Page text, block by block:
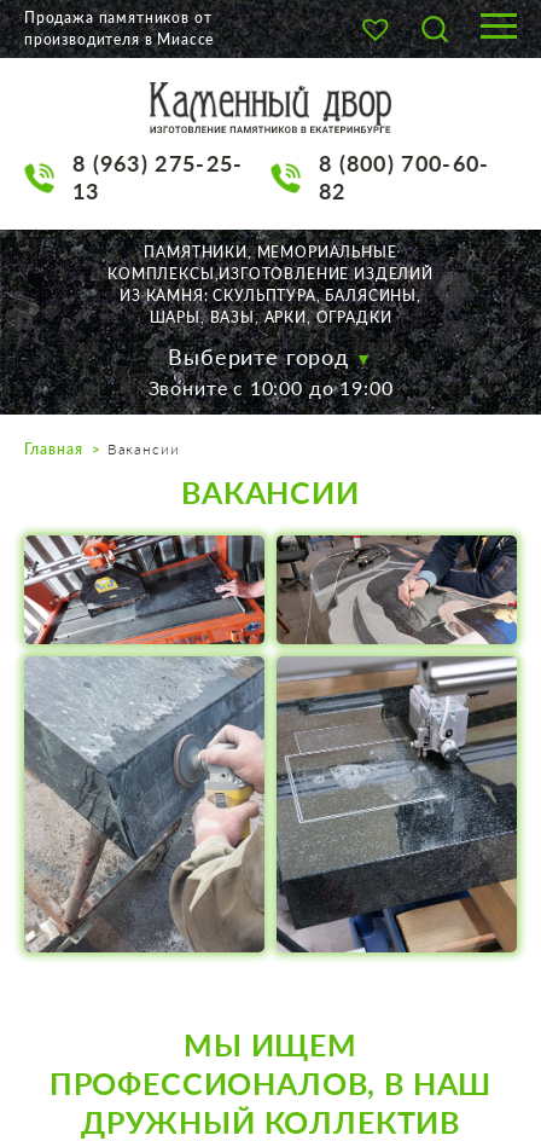
О КОМПАНИИ
НАШИ РАБОТЫ
АКЦИИ
ДОСТАВКА
КОНТАКТЫ
K2532513@yandex.ru
Пн. — Пт. с 10:00 до 19:00
Воскресенье по договор.
Продажа памятников от
производителя в Миассе
8 (963) 275-25-
13
8 (800) 700-60-
82
ПАМЯТНИКИ, МЕМОРИАЛЬНЫЕ
КОМПЛЕКСЫ,ИЗГОТОВЛЕНИЕ ИЗДЕЛИЙ
ИЗ КАМНЯ: СКУЛЬПТУРА, БАЛЯСИНЫ,
ШАРЫ, ВАЗЫ, АРКИ, ОГРАДКИ
Выберите город
Звоните с 10:00 до 19:00
Главная Вакансии
ВАКАНСИИ
МЫ ИЩЕМ
ПРОФЕССИОНАЛОВ, В НАШ
ДРУЖНЫЙ КОЛЛЕКТИВ